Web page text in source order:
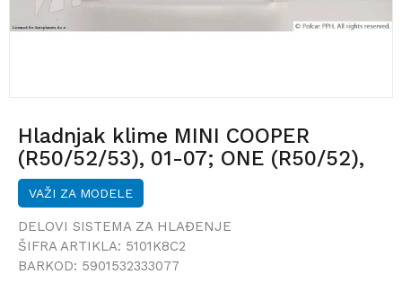
Hladnjak klime MINI COOPER
(R50/52/53), 01-07; ONE (R50/52),
01-07;
VAŽI ZA MODELE
DELOVI SISTEMA ZA HLAĐENJE
ŠIFRA ARTIKLA: 5101K8C2
BARKOD: 5901532333077